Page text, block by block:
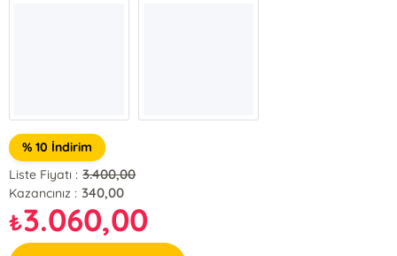
% 10 İndirim
Liste Fiyatı : 3.400,00
Kazancınız : 340,00
₺3.060,00